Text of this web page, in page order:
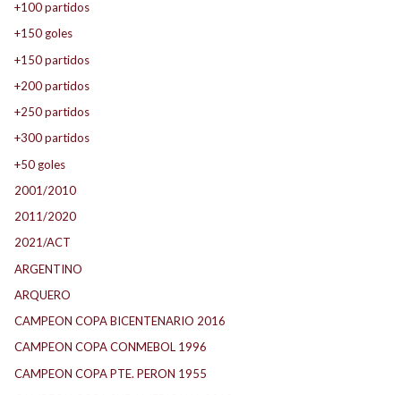
+100 partidos
+150 goles
+150 partidos
+200 partidos
+250 partidos
+300 partidos
+50 goles
2001/2010
2011/2020
2021/ACT
ARGENTINO
ARQUERO
CAMPEON COPA BICENTENARIO 2016
CAMPEON COPA CONMEBOL 1996
CAMPEON COPA PTE. PERON 1955